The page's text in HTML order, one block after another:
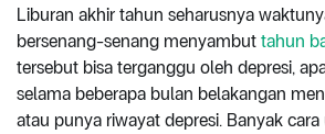
Liburan akhir tahun seharusnya
bersenang-senang menyambut tahun
tersebut bisa terganggu oleh depresi,
selama beberapa bulan belakangan
atau punya riwayat depresi. Banyak